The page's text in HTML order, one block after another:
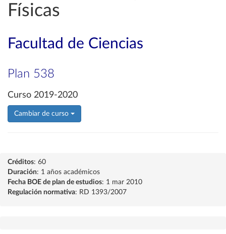
Físicas
Facultad de Ciencias
Plan 538
Curso 2019-2020
Cambiar de curso
Créditos: 60
Duración: 1 años académicos
Fecha BOE de plan de estudios: 1 mar 2010
Regulación normativa: RD 1393/2007